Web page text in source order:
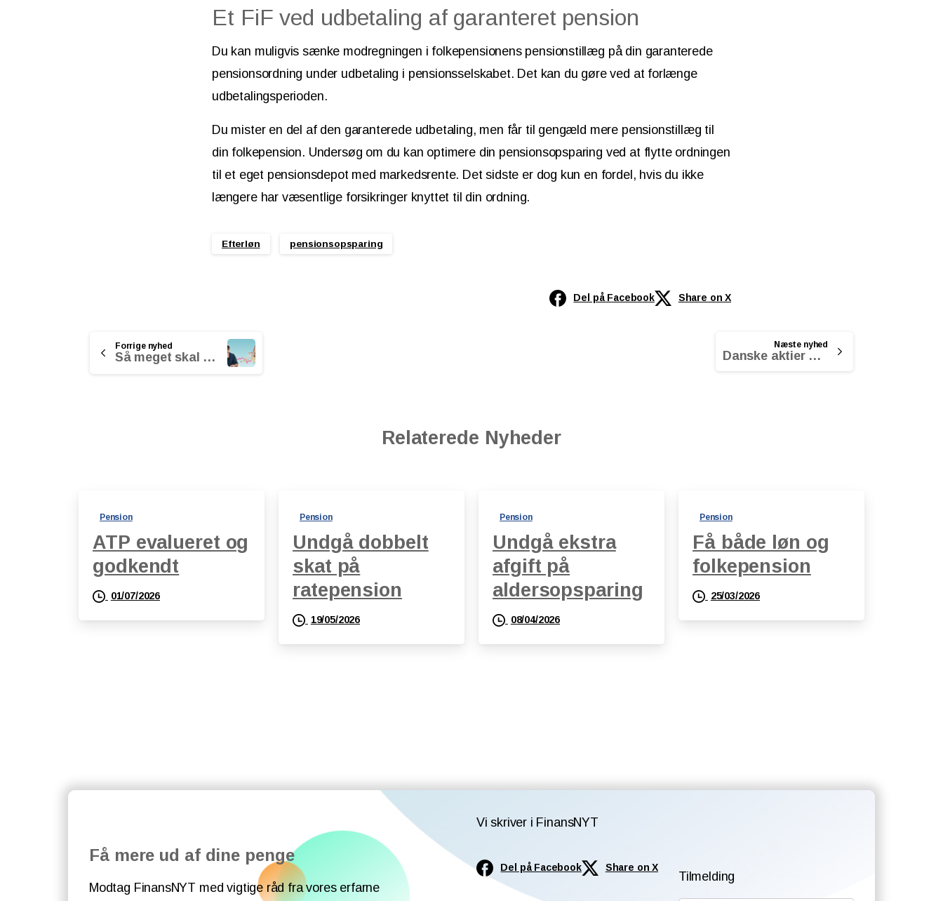
Et FiF ved udbetaling af garanteret pension
Du kan muligvis sænke modregningen i folkepensionens pensionstillæg på din garanterede
pensionsordning under udbetaling i pensionsselskabet. Det kan du gøre ved at forlænge
udbetalingsperioden.
Du mister en del af den garanterede udbetaling, men får til gengæld mere pensionstillæg til
din folkepension. Undersøg om du kan optimere din pensionsopsparing ved at flytte ordningen
til et eget pensionsdepot med markedsrente. Det sidste er dog kun en fordel, hvis du ikke
længere har væsentlige forsikringer knyttet til din ordning.
Efterløn pensionsopsparing
Del på Facebook Share on X
Continue
Reading
Forrige nyhed
Så meget skal du tjene for at købe hus
Næste nyhed
Danske aktier sætter rekord
Relaterede Nyheder
Pension
ATP evalueret og
godkendt
01/07/2026
Pension
Undgå dobbelt
skat på
ratepension
19/05/2026
Pension
Undgå ekstra
afgift på
aldersopsparing
08/04/2026
Pension
Få både løn og
folkepension
25/03/2026
Få mere ud af dine penge
Modtag FinansNYT med vigtige råd fra vores erfarne
Vi skriver i FinansNYT
Del på Facebook Share on X
Tilmelding